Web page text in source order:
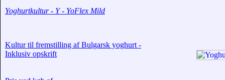
Yoghurtkultur - Y - YoFlex Mild
Kultur til fremstilling af Bulgarsk yoghurt -
Inklusiv opskrift